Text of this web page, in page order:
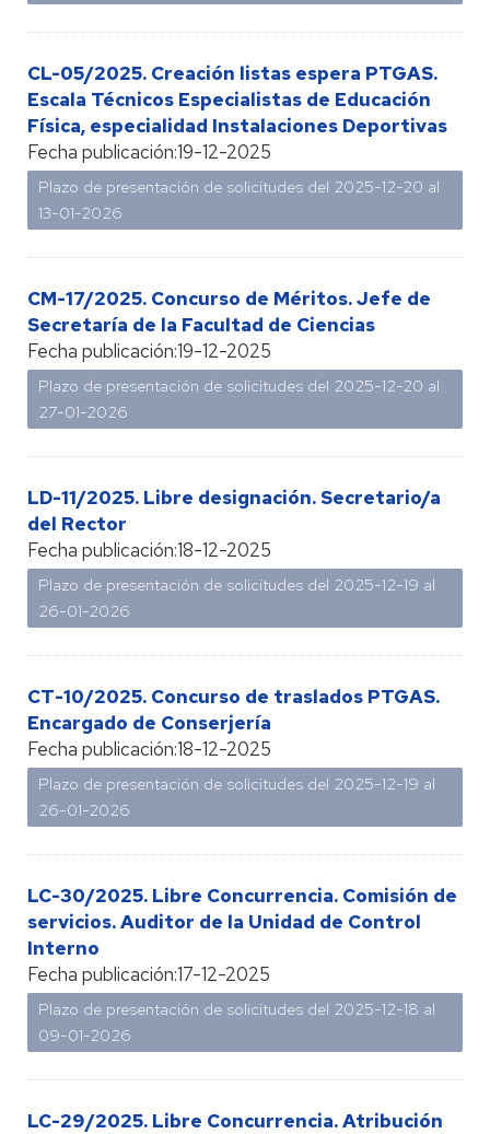
CL-05/2025. Creación listas espera PTGAS.
Escala Técnicos Especialistas de Educación
Física, especialidad Instalaciones Deportivas
Fecha publicación:19-12-2025
Plazo de presentación de solicitudes del 2025-12-20 al
13-01-2026
CM-17/2025. Concurso de Méritos. Jefe de
Secretaría de la Facultad de Ciencias
Fecha publicación:19-12-2025
Plazo de presentación de solicitudes del 2025-12-20 al
27-01-2026
LD-11/2025. Libre designación. Secretario/a
del Rector
Fecha publicación:18-12-2025
Plazo de presentación de solicitudes del 2025-12-19 al
26-01-2026
CT-10/2025. Concurso de traslados PTGAS.
Encargado de Conserjería
Fecha publicación:18-12-2025
Plazo de presentación de solicitudes del 2025-12-19 al
26-01-2026
LC-30/2025. Libre Concurrencia. Comisión de
servicios. Auditor de la Unidad de Control
Interno
Fecha publicación:17-12-2025
Plazo de presentación de solicitudes del 2025-12-18 al
09-01-2026
LC-29/2025. Libre Concurrencia. Atribución